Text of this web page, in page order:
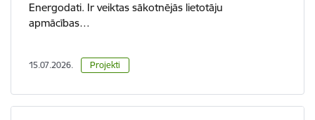
Energodati. Ir veiktas sākotnējās lietotāju
apmācības…
15.07.2026. Projekti